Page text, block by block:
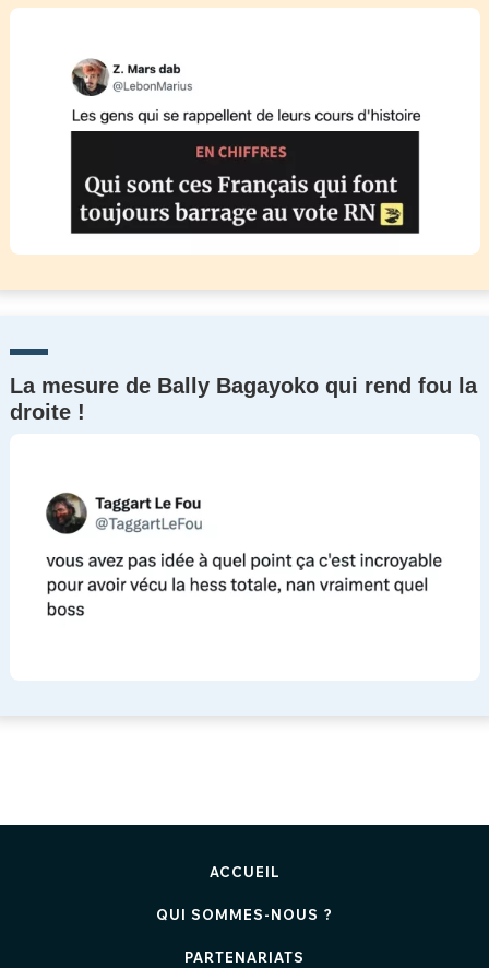
La mesure de Bally Bagayoko qui rend fou la
droite !
ACCUEIL
QUI SOMMES-NOUS ?
PARTENARIATS